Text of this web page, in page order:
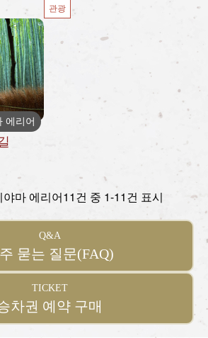
관광
에리어
마 에리어11건 중 1-11건 표시
Q&A
묻는 질문(FAQ)
TICKET
차권 예약 구매